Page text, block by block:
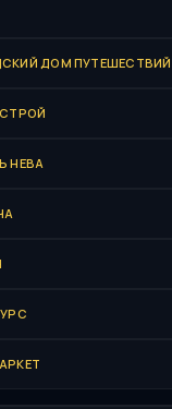
ДОМ ПУТЕШЕСТВИЙ
НЕВА